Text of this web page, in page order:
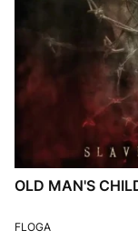
OLD MAN'S
PRODUCENT
FLOGA